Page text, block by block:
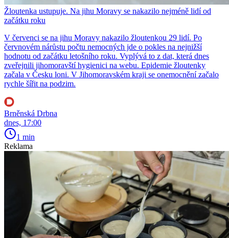
Žloutenka ustupuje. Na jihu Moravy se nakazilo nejméně lidí od
začátku roku
V červenci se na jihu Moravy nakazilo žloutenkou 29 lidí. Po
červnovém nárůstu počtu nemocných jde o pokles na nejnižší
hodnotu od začátku letošního roku. Vyplývá to z dat, která dnes
zveřejnili jihomoravští hygienici na webu. Epidemie žloutenky
začala v Česku loni. V Jihomoravském kraji se onemocnění začalo
rychle šířit na podzim.
Brněnská Drbna
dnes, 17:00
1 min
Reklama